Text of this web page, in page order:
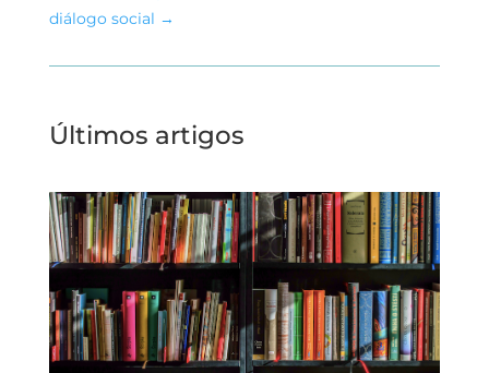
diálogo social →
Últimos artigos